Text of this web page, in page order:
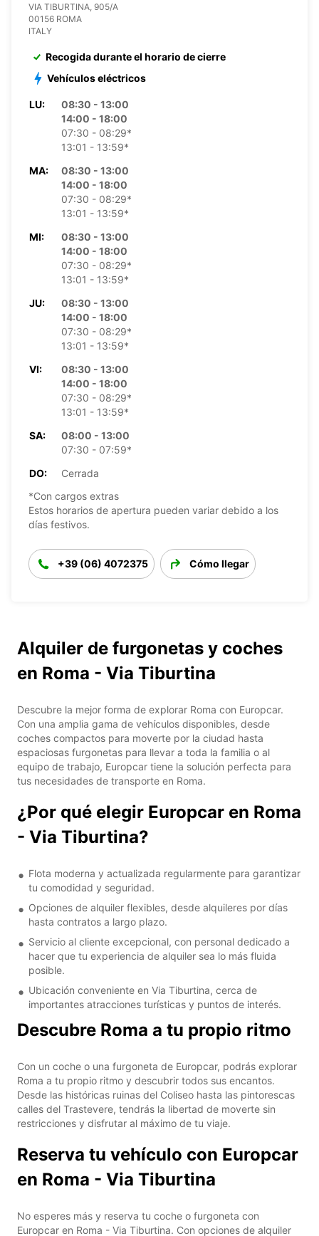
VIA TIBURTINA, 905/A
00156 ROMA
ITALY
Recogida durante el horario de cierre
Vehículos eléctricos
LU:
08:30 - 13:00
14:00 - 18:00
07:30 - 08:29*
13:01 - 13:59*
MA:
08:30 - 13:00
14:00 - 18:00
07:30 - 08:29*
13:01 - 13:59*
MI:
08:30 - 13:00
14:00 - 18:00
07:30 - 08:29*
13:01 - 13:59*
JU:
08:30 - 13:00
14:00 - 18:00
07:30 - 08:29*
13:01 - 13:59*
VI:
08:30 - 13:00
14:00 - 18:00
07:30 - 08:29*
13:01 - 13:59*
SA:
08:00 - 13:00
07:30 - 07:59*
DO:
Cerrada
*Con cargos extras
Estos horarios de apertura pueden variar debido a los
días festivos.
+39 (06) 4072375 Cómo llegar
Alquiler de furgonetas y coches
en Roma - Via Tiburtina
Descubre la mejor forma de explorar Roma con Europcar.
Con una amplia gama de vehículos disponibles, desde
coches compactos para moverte por la ciudad hasta
espaciosas furgonetas para llevar a toda la familia o al
equipo de trabajo, Europcar tiene la solución perfecta para
tus necesidades de transporte en Roma.
¿Por qué elegir Europcar en Roma
- Via Tiburtina?
Flota moderna y actualizada regularmente para garantizar
tu comodidad y seguridad.
Opciones de alquiler flexibles, desde alquileres por días
hasta contratos a largo plazo.
Servicio al cliente excepcional, con personal dedicado a
hacer que tu experiencia de alquiler sea lo más fluida
posible.
Ubicación conveniente en Via Tiburtina, cerca de
importantes atracciones turísticas y puntos de interés.
Descubre Roma a tu propio ritmo
Con un coche o una furgoneta de Europcar, podrás explorar
Roma a tu propio ritmo y descubrir todos sus encantos.
Desde las históricas ruinas del Coliseo hasta las pintorescas
calles del Trastevere, tendrás la libertad de moverte sin
restricciones y disfrutar al máximo de tu viaje.
Reserva tu vehículo con Europcar
en Roma - Via Tiburtina
No esperes más y reserva tu coche o furgoneta con
Europcar en Roma - Via Tiburtina. Con opciones de alquiler